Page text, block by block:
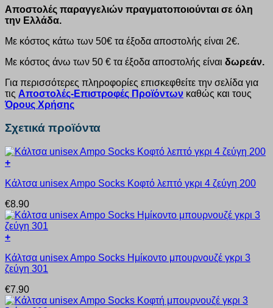
Αποστολές παραγγελιών πραγματοποιούνται σε όλη
την Ελλάδα.
Με κόστος κάτω των 50€ τα έξοδα αποστολής είναι 2€.
Με κόστος άνω των 50 € τα έξοδα αποστολής είναι δωρεάν.
Για περισσότερες πληροφορίες επισκεφθείτε την σελίδα για
τις Αποστολές-Επιστροφές Προϊόντων καθώς και τους
Όρους Χρήσης
Σχετικά προϊόντα
+
το
έχει
πολλαπλές
παραλλαγές.
Οι
μπορούν
να
στη
σελίδα
Κάλτσα unisex Ampo Socks Κοφτό λεπτό γκρι 4 ζεύγη 200
€8.90
+
το
προϊόν
πολλαπλές
παραλλαγές.
Κάλτσα unisex Ampo Socks Ημίκοντο μπουρνουζέ γκρι 3
ζεύγη 301
€7.90